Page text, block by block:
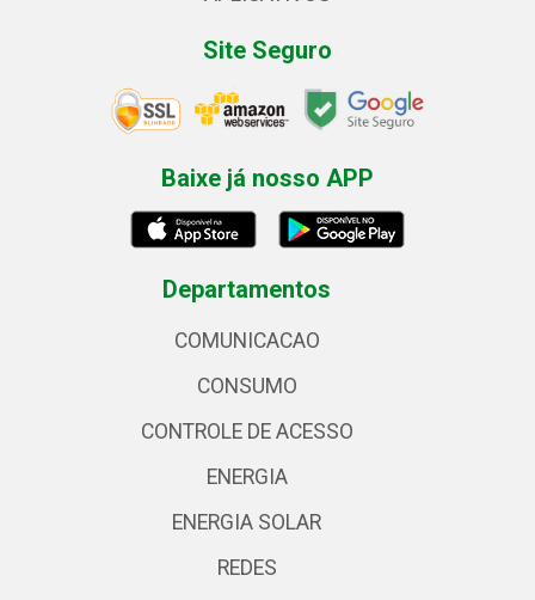
Site Seguro
Baixe já nosso APP
Departamentos
COMUNICACAO
CONSUMO
CONTROLE DE ACESSO
ENERGIA
ENERGIA SOLAR
REDES